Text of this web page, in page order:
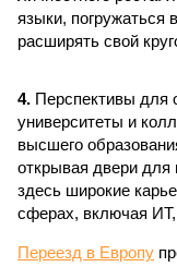
языки, погружаться
расширять свой
4. Перспективы для
университеты и
высшего
открывая двери
здесь широкие
сферах, включая
Переезд в Европу